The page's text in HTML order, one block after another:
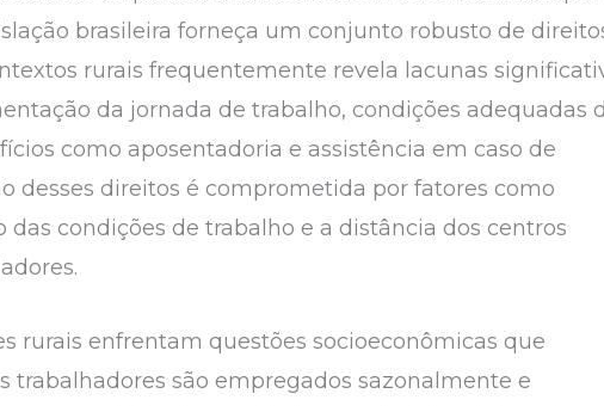
brasileira forneça um conjunto robusto de
rurais frequentemente revela lacunas
da jornada de trabalho, condições adequadas
como aposentadoria e assistência em caso de
desses direitos é comprometida por fatores como
condições de trabalho e a distância dos centros
rurais enfrentam questões socioeconômicas que
trabalhadores são empregados sazonalmente e